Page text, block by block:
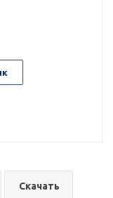
Скачать